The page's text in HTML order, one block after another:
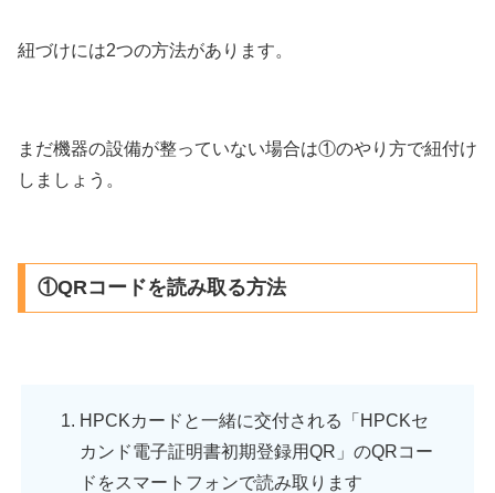
紐づけには2つの方法があります。
まだ機器の設備が整っていない場合は①のやり方で紐付け
しましょう。
①QRコードを読み取る方法
HPCKカードと一緒に交付される「HPCKセ
カンド電子証明書初期登録用QR」のQRコー
ドをスマートフォンで読み取ります